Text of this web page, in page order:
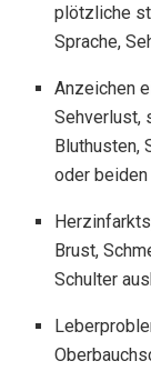
plötzliche
Sprache,
Anzeichen
Sehverlust,
Bluthusten,
oder beiden
Brust,
Schulter